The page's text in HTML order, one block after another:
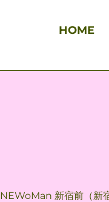
HOME
NEWoMan 新宿前（新